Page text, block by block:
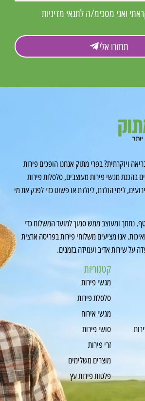
ואני מסכימ/ה לתנאי מדיניות
תחזרו אלי
ויוקרתית? בפרי מתוק אנחנו הופכים פירות
בהכנת מגשי פירות מעוצבים, סלסלות פירות
לימי הולדת, ליולדת או פשוט כדי לפנק את מי
נחתך ומעוצב ממש סמוך למועד המשלוח כדי
אנו מציעים משלוחי פירות בפריסה ארצית
על שירות אדיב ועמידה בזמנים.
קטגוריות
מגשי פירות
סלסלת פירות
מגשי אירוח
סושי פירות
זרי פירות
מוצרים משלימים
פלטות פירות עץ